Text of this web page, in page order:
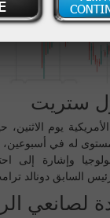
ستريت
مستوى له في
وإشارة إلى
السابق دونالد
لصانعي